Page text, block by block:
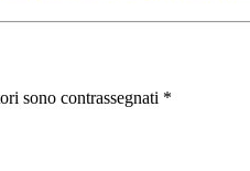
sono contrassegnati *